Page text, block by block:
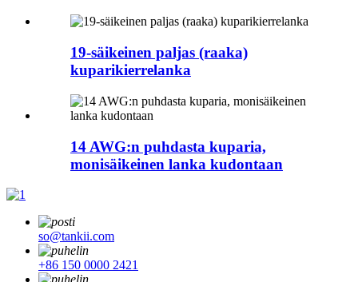
19-säikeinen paljas (raaka)
kuparikierrelanka
14 AWG:n puhdasta kuparia,
monisäikeinen lanka kudontaan
so@tankii.com
+86 150 0000 2421